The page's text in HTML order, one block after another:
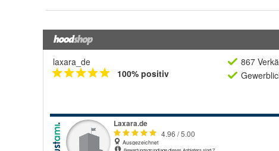
laxara_de
100% positiv
867